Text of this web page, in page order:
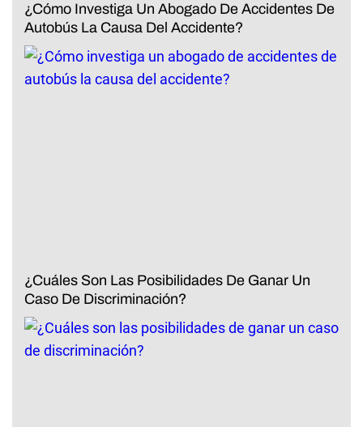
¿Cómo Investiga Un Abogado De Accidentes De
Autobús La Causa Del Accidente?
¿Cuáles Son Las Posibilidades De Ganar Un
Caso De Discriminación?